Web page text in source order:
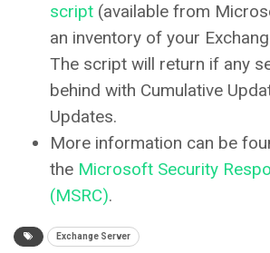
script (available from
an inventory of your
The script will return if any
behind with Cumulative
Updates.
More information can be
the Microsoft Security
(MSRC).
Exchange Server